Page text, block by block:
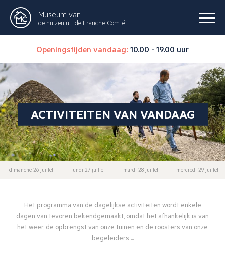
Museum van
de huizen uit de Franche-Comté
Openingstijden vandaag: 10.00 - 19.00 uur
ACTIVITEITEN VAN VANDAAG
dimanche 26 juillet lundi 27 juillet mardi 28 juillet mercredi 29 juillet
Het programma van de dagelijkse activiteiten wordt enkele
dagen van tevoren bekendgemaakt, omdat het afhankelijk is van
het weer, de opbrengst van onze tuinen en de roosters van onze
begeleiders ...